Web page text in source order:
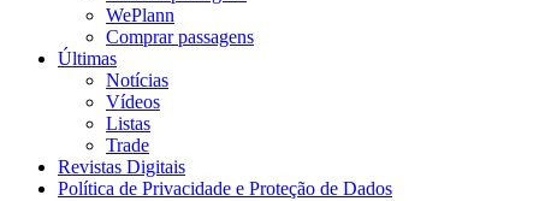
WePlann
Comprar passagens
Últimas
Notícias
Vídeos
Listas
Trade
Revistas Digitais
Política de Privacidade e Proteção de Dados